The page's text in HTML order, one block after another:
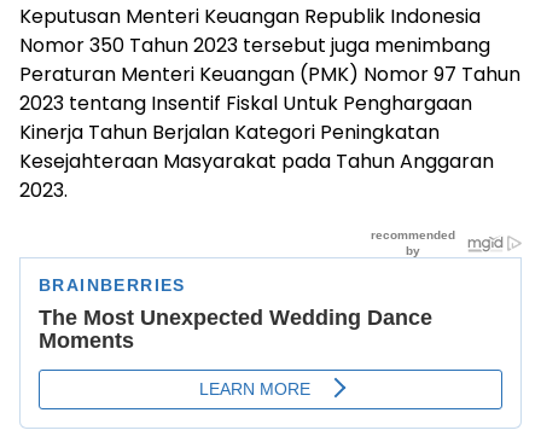
Keputusan Menteri Keuangan Republik Indonesia
Nomor 350 Tahun 2023 tersebut juga menimbang
Peraturan Menteri Keuangan (PMK) Nomor 97 Tahun
2023 tentang Insentif Fiskal Untuk Penghargaan
Kinerja Tahun Berjalan Kategori Peningkatan
Kesejahteraan Masyarakat pada Tahun Anggaran
2023.